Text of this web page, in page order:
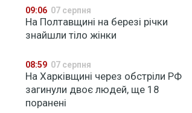
09:06 07 серпня
На Полтавщині на березі річки
знайшли тіло жінки
08:59 07 серпня
На Харківщині через обстріли РФ
загинули двоє людей, ще 18
поранені